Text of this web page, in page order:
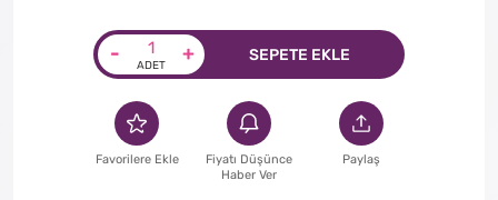
- + SEPETE EKLE
Favorilere Ekle
Fiyatı Düşünce
Haber Ver
Paylaş